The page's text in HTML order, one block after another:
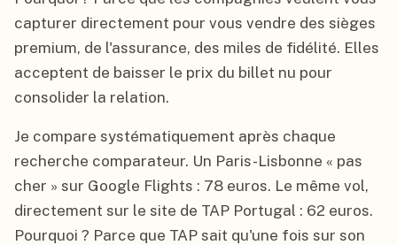
capturer directement pour vous vendre des sièges
premium, de l'assurance, des miles de fidélité. Elles
acceptent de baisser le prix du billet nu pour
consolider la relation.
Je compare systématiquement après chaque
recherche comparateur. Un Paris-Lisbonne « pas
cher » sur Google Flights : 78 euros. Le même vol,
directement sur le site de TAP Portugal : 62 euros.
Pourquoi ? Parce que TAP sait qu'une fois sur son